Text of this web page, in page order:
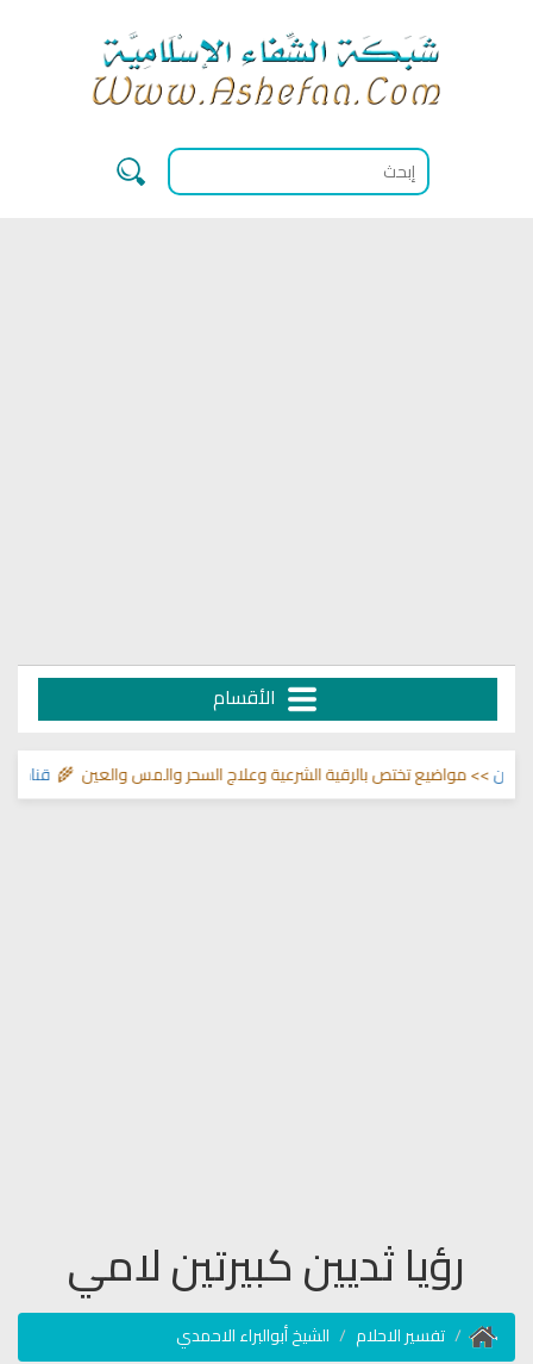
الأقسام
قناة وشفاء>> مواضيع تختص بالرقية الشرعية وعلاج السحر والمس والعين 🌾
رؤيا ثديين كبيرتين لامي
تفسير الاحلام الشيخ أبوالبراء الاحمدي